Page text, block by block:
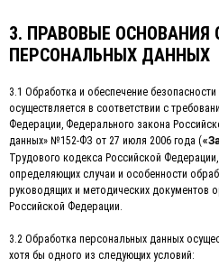
3. ПРАВОВЫЕ ОСНОВАНИЯ
ПЕРСОНАЛЬНЫХ ДАННЫХ
3.1 Обработка и обеспечение
осуществляется в соответствии с
Федерации, Федерального закона
данных» №152-ФЗ от 27 июля 2006 года (
Трудового кодекса Российской
определяющих случаи и особенности
руководящих и методических документов
Российской Федерации.
3.2 Обработка персональных данных
хотя бы одного из следующих условий: